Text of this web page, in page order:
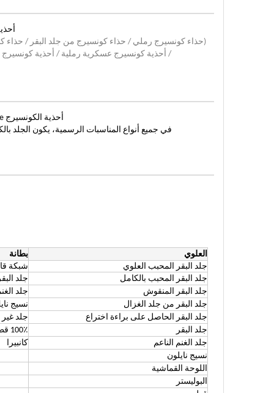
(حذاء كونسيرج رملي / حذاء كونسيرج من جلد البقر / حذاء
/ أحذية كونسيرج عسكرية رملية / أحذية
أحذية الكونسيرج Milforce مناسبة لسلاح الفرسان والجنود وما إلى ذلك.
في جميع أنواع المناسبات الرسمية، يكون الجلد
العلوي بطانة
جلد البقر المحبب العلوي
شبكة
جلد البقر المحبب بالكامل
جلد
جلد البقر المنقوش
جلد
جلد البقر من جلد الغزال
نسيج
جلد البقر الحاصل على براءة اختراع
جلد
جلد البقر
100٪ قطن
جلد الغنم الناعم
كانبيرا
نسيج نايلون
اللوحة القماشية
البوليستر